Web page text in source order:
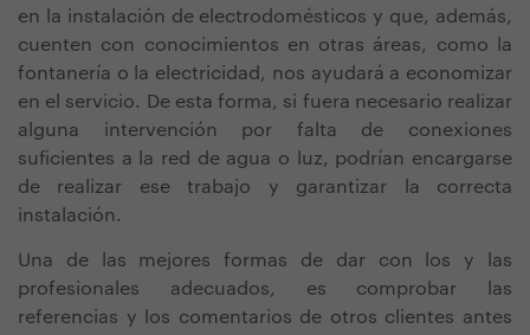
en la instalación de electrodomésticos y que, además,
cuenten con conocimientos en otras áreas, como la
fontanería o la electricidad, nos ayudará a economizar
en el servicio. De esta forma, si fuera necesario realizar
alguna intervención por falta de conexiones
suficientes a la red de agua o luz, podrían encargarse
de realizar ese trabajo y garantizar la correcta
instalación.
Una de las mejores formas de dar con los y las
profesionales adecuados, es comprobar las
referencias y los comentarios de otros clientes antes